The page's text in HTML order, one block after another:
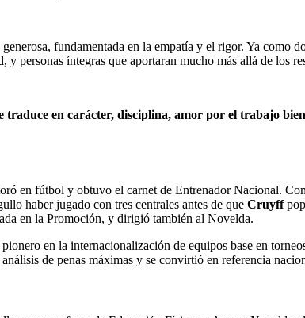
fundamentada en la empatía y el rigor. Ya como
personas íntegras que aportaran mucho más allá de los
en carácter, disciplina, amor por el trabajo
en fútbol y obtuvo el carnet de Entrenador Nacional.
haber jugado con tres centrales antes de que Cruyff
en la Promoción, y dirigió también al Novelda.
en la internacionalización de equipos base en
de penas máximas y se convirtió en referencia